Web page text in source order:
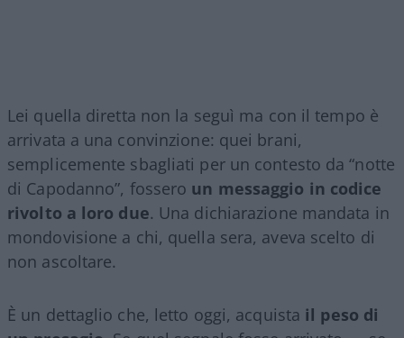
Lei quella diretta non la seguì ma con il tempo è
arrivata a una convinzione: quei brani,
semplicemente sbagliati per un contesto da “notte
di Capodanno”, fossero un messaggio in codice
rivolto a loro due. Una dichiarazione mandata in
mondovisione a chi, quella sera, aveva scelto di
non ascoltare.
È un dettaglio che, letto oggi, acquista il peso di